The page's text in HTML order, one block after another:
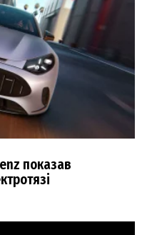
показав